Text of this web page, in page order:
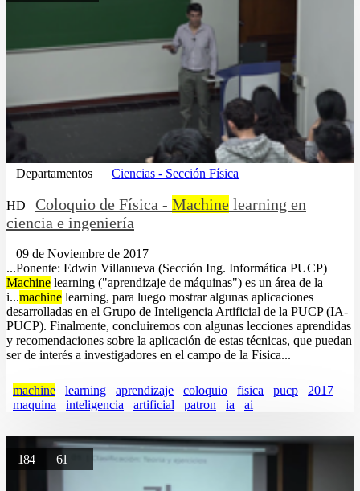
Departamentos Ciencias - Sección Física
HD Coloquio de Física - Machine learning en
ciencia e ingeniería
09 de Noviembre de 2017
...Ponente: Edwin Villanueva (Sección Ing. Informática PUCP)
Machine learning ("aprendizaje de máquinas") es un área de la
i...machine learning, para luego mostrar algunas aplicaciones
desarrolladas en el Grupo de Inteligencia Artificial de la PUCP (IA-
PUCP). Finalmente, concluiremos con algunas lecciones aprendidas
y recomendaciones sobre la aplicación de estas técnicas, que puedan
ser de interés a investigadores en el campo de la Física...
machine learning aprendizaje coloquio fisica pucp
2017
maquina
inteligencia artificial patron ia ai
184 61